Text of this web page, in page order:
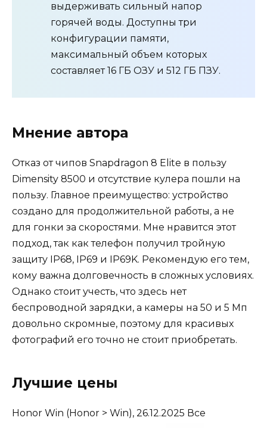
выдерживать сильный напор
горячей воды. Доступны три
конфигурации памяти,
максимальный объем которых
составляет 16 ГБ ОЗУ и 512 ГБ ПЗУ.
Мнение автора
Отказ от чипов Snapdragon 8 Elite в пользу
Dimensity 8500 и отсутствие кулера пошли на
пользу. Главное преимущество: устройство
создано для продолжительной работы, а не
для гонки за скоростями. Мне нравится этот
подход, так как телефон получил тройную
защиту IP68, IP69 и IP69K. Рекомендую его тем,
кому важна долговечность в сложных условиях.
Однако стоит учесть, что здесь нет
беспроводной зарядки, а камеры на 50 и 5 Мп
довольно скромные, поэтому для красивых
фотографий его точно не стоит приобретать.
Лучшие цены
Honor Win (Honor > Win), 26.12.2025 Все